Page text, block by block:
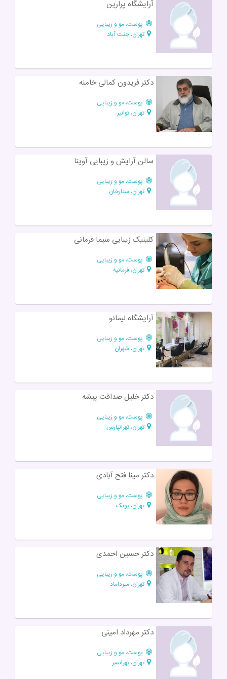
آرایشگاه پرارین
پوست، مو و زیبایی
تهران، جنت آباد
دکتر فریدون کمالی خامنه
پوست، مو و زیبایی
تهران، توانیر
سالن آرایش و زیبایی آوینا
پوست، مو و زیبایی
تهران، ستارخان
کلینیک زیبایی سیما فرمانی
پوست، مو و زیبایی
تهران، فرمانیه
آرایشگاه لیمانو
پوست، مو و زیبایی
تهران، شهران
دکتر خلیل صداقت پیشه
پوست، مو و زیبایی
تهران، تهرانپارس
دکتر مینا فتح آبادی
پوست، مو و زیبایی
تهران، پونک
دکتر حسین احمدی
پوست، مو و زیبایی
تهران، میرداماد
دکتر مهرداد امینی
پوست، مو و زیبایی
تهران، تهرانسر